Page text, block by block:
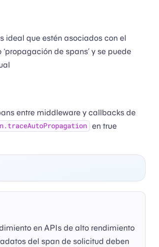
ideal que estén asociados con el
de spans’ y se puede
entre middleware y callbacks de
en true
en APIs de alto rendimiento
del span de solicitud deben